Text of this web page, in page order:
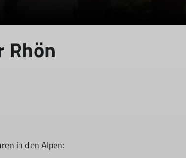
in den Alpen: